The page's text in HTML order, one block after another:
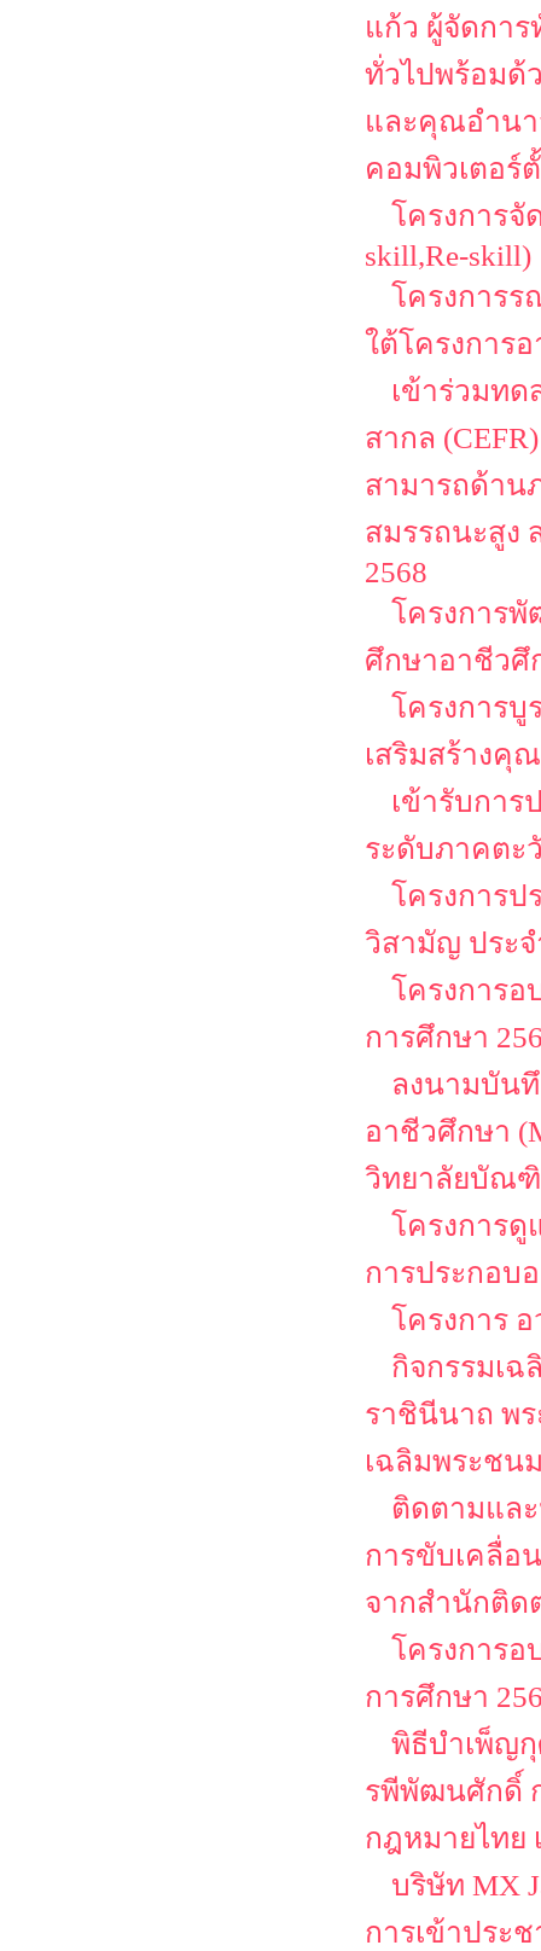
แก้ว ผู้จัดกา
ทั่วไปพร้อมด้
และคุณอำนา
คอมพิวเตอร์
โครงการจั
skill,Re-skill)
โครงการ
ใต้โครงการ
เข้าร่วมท
สากล
สามารถด้าน
สมรรถนะสูง
2568
โครงการพั
ศึกษาอาชีวศึ
โครงการ
เสริมสร้างคุ
เข้ารับการ
ระดับภาคตะ
โครงการป
วิสามัญ ประจ
โครงการอ
การศึกษา
ลงนามบัน
อาชีวศึกษา
วิทยาลัยบัณฑิ
โครงการ
การประกอบ
โครงการ
กิจกรรมเฉ
ราชินีนาถ พ
เฉลิมพระชน
ติดตามแล
การขับเคลื่อ
จากสำนักติด
โครงการอ
การศึกษา
พิธีบำเพ็ญกุ
รพีพัฒนศักดิ์
กฎหมายไทย
บริษัท MX
การเข้าประ